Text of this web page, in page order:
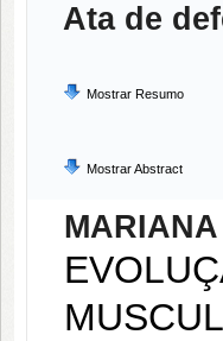
Ata de
Mostrar Resumo
Mostrar Abstract